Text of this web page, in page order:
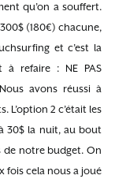
qu’on a souffert.
(180€) chacune,
et c’est la
à refaire : NE PAS
Nous avons réussi à
L’option 2 c’était les
30$ la nuit, au bout
de notre budget. On
fois cela nous a joué